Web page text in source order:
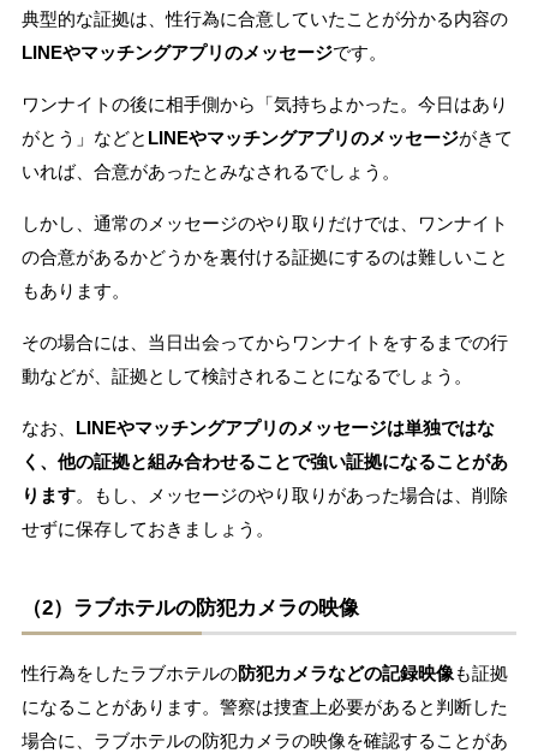
典型的な証拠は、性行為に合意していたことが分かる内容の
LINEやマッチングアプリのメッセージです。
ワンナイトの後に相手側から「気持ちよかった。今日はあり
がとう」などと LINEやマッチングアプリのメッセージがきて
いれば、合意があったとみなされるでしょう。
しかし、通常のメッセージのやり取りだけでは、ワンナイト
の合意があるかどうかを裏付ける証拠にするのは難しいこと
もあります。
その場合には、当日出会ってからワンナイトをするまでの行
動などが、証拠として検討されることになるでしょう。
なお、 LINEやマッチングアプリのメッセージは単独ではな
く、他の証拠と組み合わせることで強い証拠になることがあ
ります。もし、メッセージのやり取りがあった場合は、削除
せずに保存しておきましょう。
（2）ラブホテルの防犯カメラの映像
性行為をしたラブホテルの防犯カメラなどの記録映像も証拠
になることがあります。警察は捜査上必要があると判断した
場合に、ラブホテルの防犯カメラの映像を確認することがあ